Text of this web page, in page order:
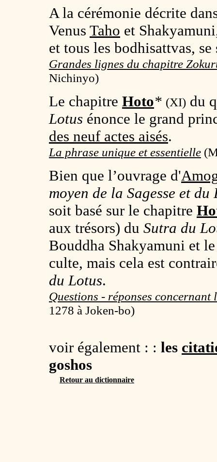
A la cérémonie décrite
Venus Taho et
et tous les bodhisattvas, se
Grandes lignes du chapitre
Nichinyo)
Le chapitre Hoto* (XI) du
Lotus énonce le grand
des neuf actes aisés.
La phrase unique et essentielle (
Bien que l’ouvrage d'
moyen de la Sagesse et
soit basé sur le chapitre
aux trésors) du Sutra du
Bouddha Shakyamuni et
culte, mais cela est
du Lotus.
Questions - réponses concernant
1278 à Joken-bo)
voir également : : les
goshos
Retour au dictionnaire